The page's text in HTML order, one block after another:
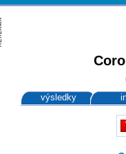
výsledky